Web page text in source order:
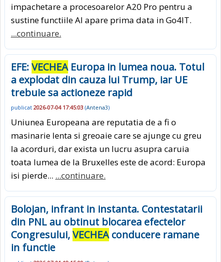
impachetare a procesoarelor A20 Pro pentru a
sustine functiile AI apare prima data in Go4IT.
...continuare.
EFE: VECHEAEuropa in lumea noua. Totul
a explodat din cauza lui Trump, iar UE
trebuie sa actioneze rapid
publicat 2026-07-04 17:45:03 (Antena3)
Uniunea Europeana are reputatia de a fi o
masinarie lenta si greoaie care se ajunge cu greu
la acorduri, dar exista un lucru asupra caruia
toata lumea de la Bruxelles este de acord: Europa
isi pierde... ...continuare.
Bolojan, infrant in instanta. Contestatarii
din PNL au obtinut blocarea efectelor
Congresului,VECHEAconducere ramane
in functie